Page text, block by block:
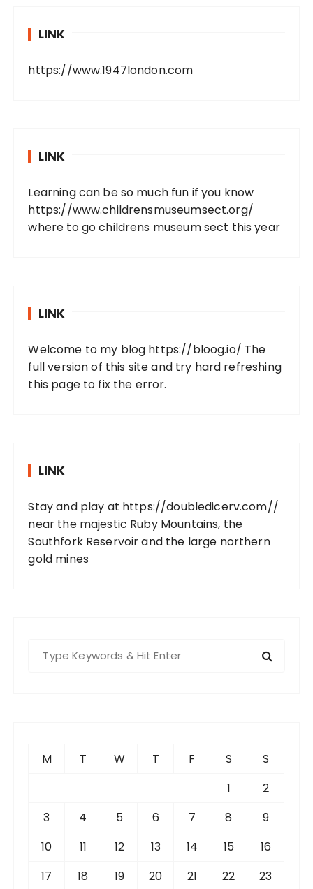
LINK
https://www.1947london.com
LINK
Learning can be so much fun if you know
https://www.childrensmuseumsect.org/
where to go childrens museum sect this year
LINK
Welcome to my blog https://bloog.io/ The
full version of this site and try hard refreshing
this page to fix the error.
LINK
Stay and play at https://doubledicerv.com//
near the majestic Ruby Mountains, the
Southfork Reservoir and the large northern
gold mines
M T W T F S
S
1
2
3
4 5 6 7 8
9
10
11 12 13 14 15
16
17
18 19 20 21 22
23